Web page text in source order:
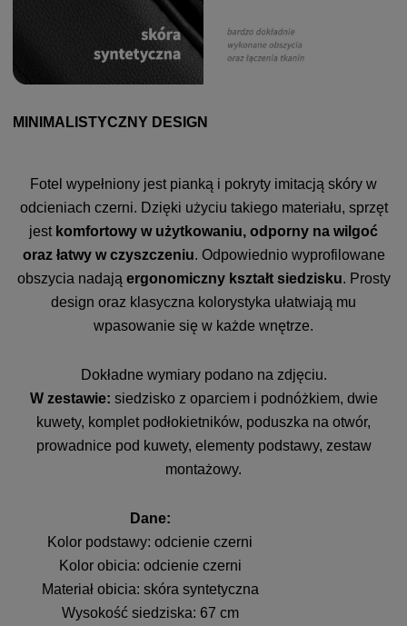
MINIMALISTYCZNY DESIGN
Fotel wypełniony jest pianką i pokryty imitacją skóry w
odcieniach czerni. Dzięki użyciu takiego materiału, sprzęt
jest komfortowy w użytkowaniu, odporny na wilgoć
oraz łatwy w czyszczeniu. Odpowiednio wyprofilowane
obszycia nadają ergonomiczny kształt siedzisku. Prosty
design oraz klasyczna kolorystyka ułatwiają mu
wpasowanie się w każde wnętrze.
Dokładne wymiary podano na zdjęciu.
W zestawie: siedzisko z oparciem i podnóżkiem, dwie
kuwety, komplet podłokietników, poduszka na otwór,
prowadnice pod kuwety, elementy podstawy, zestaw
montażowy.
Dane:
Kolor podstawy: odcienie czerni
Kolor obicia: odcienie czerni
Materiał obicia: skóra syntetyczna
Wysokość siedziska: 67 cm